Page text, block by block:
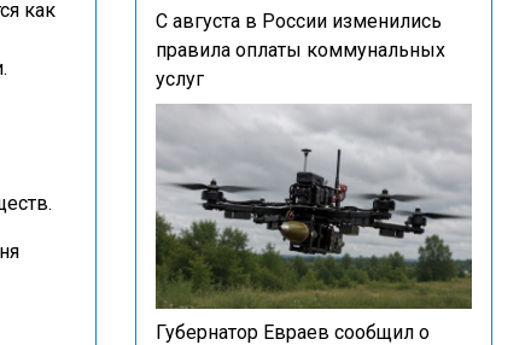
как
С августа в России изменились
правила оплаты коммунальных
услуг
Губернатор Евраев сообщил о